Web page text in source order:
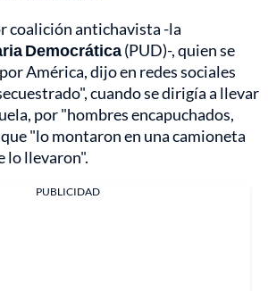
coalición antichavista -la
Democrática(PUD)-, quien se
América, dijo en redes sociales
cuando se dirigía a llevar
por "hombres encapuchados,
"lo montaron en una camioneta
lo llevaron".
PUBLICIDAD